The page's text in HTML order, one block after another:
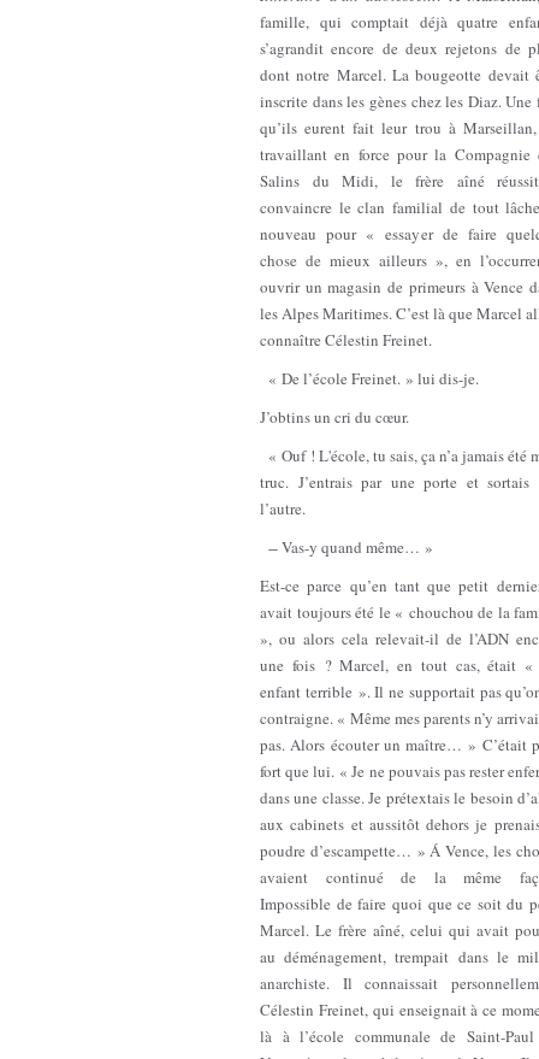
famille, qui comptait déjà quatre
s’agrandit encore de deux rejetons de
dont notre Marcel. La bougeotte devait
inscrite dans les gènes chez les Diaz. Une
qu’ils eurent fait leur trou à
travaillant en force pour la Compagnie
Salins du Midi, le frère aîné
convaincre le clan familial de tout
nouveau pour « essayer de faire
chose de mieux ailleurs », en
ouvrir un magasin de primeurs à Vence
les Alpes Maritimes. C’est là que Marcel
connaître Célestin Freinet.
« De l’école Freinet. » lui dis-je.
J’obtins un cri du cœur.
« Ouf ! L'école, tu sais, ça n’a jamais été
truc. J’entrais par une porte et sortais
l’autre.
̶ Vas-y quand même… »
Est-ce parce qu’en tant que petit
avait toujours été le « chouchou de la
», ou alors cela relevait-il de l’ADN
une fois ? Marcel, en tout cas, était
enfant terrible ». Il ne supportait pas
contraigne. « Même mes parents n’y
pas. Alors écouter un maître… » C’était
fort que lui. « Je ne pouvais pas rester
dans une classe. Je prétextais le besoin
aux cabinets et aussitôt dehors je
poudre d’escampette… » Á Vence, les
avaient continué de la même
Impossible de faire quoi que ce soit du
Marcel. Le frère aîné, celui qui avait
au déménagement, trempait dans le
anarchiste. Il connaissait
Célestin Freinet, qui enseignait à ce
là à l’école communale de Saint-